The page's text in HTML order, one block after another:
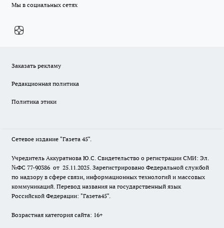
Мы в социальных сетях
Заказать рекламу
Редакционная политика
Политика этики
Сетевое издание "Газета 45".
Учредитель Аккуратнова Ю.С. Свидетельство о регистрации СМИ: Эл.
№ФС 77-90386 от 25.11.2025. Зарегистрировано Федеральной службой
по надзору в сфере связи, информационных технологий и массовых
коммуникаций. Перевод названия на государственный язык
Российской Федерации: "Газета45".
Возрастная категория сайта: 16+